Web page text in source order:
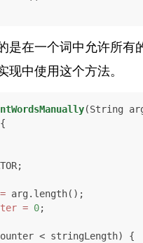
是在一个词中允许所
现中使用这个方法。
(String
= arg.length();
= 0;
< stringLength) {